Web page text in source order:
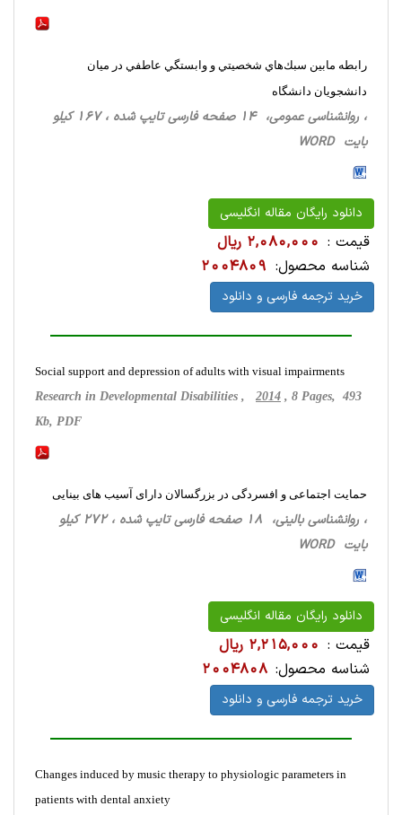
رابطه مابين سبك‌هاي شخصيتي و وابستگي عاطفي در ميان
دانشجويان دانشگاه
، روانشناسی‌ عمومی، 14 صفحه فارسی تایپ شده ، 167 کیلو
بایت WORD
دانلود رایگان مقاله انگلیسی
قیمت : 2,080,000 ریال
شناسه محصول: 2004809
خرید ترجمه فارسی و دانلود
Social support and depression of adults with visual impairments
Research in Developmental Disabilities , 2014 , 8 Pages, 493
Kb, PDF
حمایت اجتماعی و افسردگی در بزرگسالان دارای آسیب های بینایی
، روانشناسی ‌بالینی، 18 صفحه فارسی تایپ شده ، 272 کیلو
بایت WORD
دانلود رایگان مقاله انگلیسی
قیمت : 2,215,000 ریال
شناسه محصول: 2004808
خرید ترجمه فارسی و دانلود
Changes induced by music therapy to physiologic parameters in
patients with dental anxiety